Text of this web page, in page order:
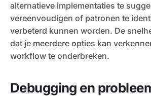
alternatieve implementaties te
vereenvoudigen of patronen te
verbeterd kunnen worden. De
dat je meerdere opties kan
workflow te onderbreken.
Debugging en